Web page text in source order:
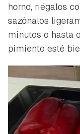
horno, riégalos
sazónalos
minutos o hasta
pimiento esté